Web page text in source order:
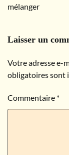
l’article
mélanger
Laisser un
Votre adresse e-
obligatoires sont
Commentaire *